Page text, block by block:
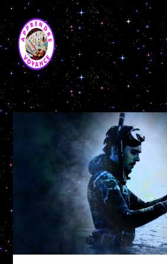
Étiquette :chemin de